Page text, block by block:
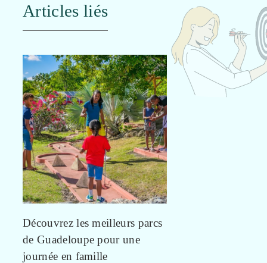
Articles liés
Découvrez les meilleurs parcs
de Guadeloupe pour une
journée en famille